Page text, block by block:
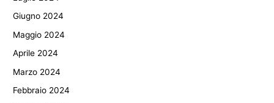
Giugno 2024
Maggio 2024
Aprile 2024
Marzo 2024
Febbraio 2024